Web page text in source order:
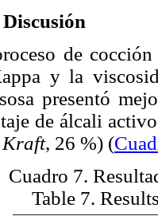
de
y la
presentó
de álcali
Kraft, 26 %) (
Cuadro 7.
Table 7.